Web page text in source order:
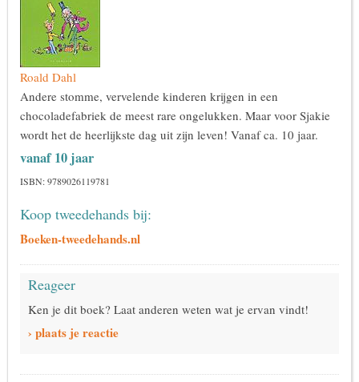
Roald Dahl
Andere stomme, vervelende kinderen krijgen in een
chocoladefabriek de meest rare ongelukken. Maar voor Sjakie
wordt het de heerlijkste dag uit zijn leven! Vanaf ca. 10 jaar.
vanaf 10 jaar
ISBN: 9789026119781
Koop tweedehands bij:
Boeken-tweedehands.nl
Reageer
Ken je dit boek? Laat anderen weten wat je ervan vindt!
› plaats je reactie